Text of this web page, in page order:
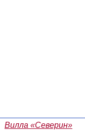
Вилла «Северин»